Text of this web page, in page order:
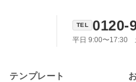
0120-
平日 9:00〜17:30
テンプレート